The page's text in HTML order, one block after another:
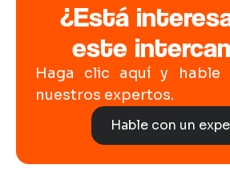
¿Está
este
Haga clic aquí y hable
nuestros expertos.
Hable con un